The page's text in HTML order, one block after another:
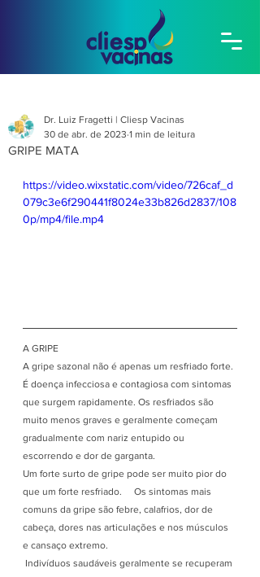
GRIPE MATA
Dr. Luiz Fragetti | Cliesp Vacinas
30 de abr. de 2023 1 min de leitura
https://video.wixstatic.com/video/726caf_d
079c3e6f290441f8024e33b826d2837/108
0p/mp4/file.mp4
A GRIPE
A gripe sazonal não é apenas um resfriado forte.
É doença infecciosa e contagiosa com sintomas
que surgem rapidamente. Os resfriados são
muito menos graves e geralmente começam
gradualmente com nariz entupido ou
escorrendo e dor de garganta.
Um forte surto de gripe pode ser muito pior do
que um forte resfriado.     Os sintomas mais
comuns da gripe são febre, calafrios, dor de
cabeça, dores nas articulações e nos músculos
e cansaço extremo.